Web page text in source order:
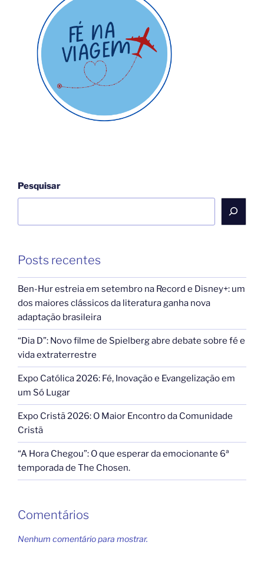
Pesquisar
Posts recentes
Ben-Hur estreia em setembro na Record e Disney+: um
dos maiores clássicos da literatura ganha nova
adaptação brasileira
“Dia D”: Novo filme de Spielberg abre debate sobre fé e
vida extraterrestre
Expo Católica 2026: Fé, Inovação e Evangelização em
um Só Lugar
Expo Cristã 2026: O Maior Encontro da Comunidade
Cristã
“A Hora Chegou”: O que esperar da emocionante 6ª
temporada de The Chosen.
Comentários
Nenhum comentário para mostrar.